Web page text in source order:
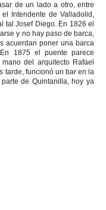
de un lado a otro, entre
Intendente de Valladolid,
tal Josef Diego. En 1826 el
y no hay paso de barca,
acuerdan poner una barca
1875 el puente parece
del arquitecto Rafael
tarde, funcionó un bar en la
de Quintanilla, hoy ya